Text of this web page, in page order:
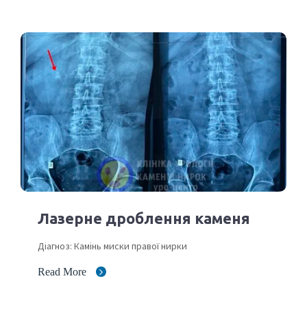
Лазерне дроблення каменя
Діагноз: Камінь миски правої нирки
Read More